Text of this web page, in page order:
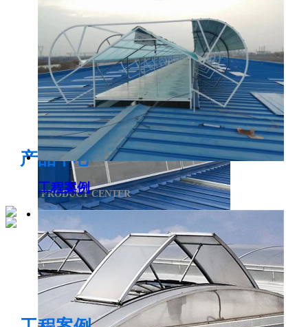
电开启通风气楼
侧开型排烟天窗
产品中心
PRODUCT CENTER
工程案例